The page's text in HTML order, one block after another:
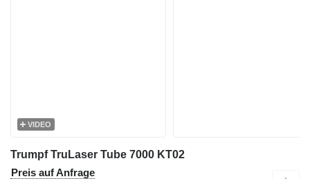
VIDEO
Trumpf TruLaser Tube 7000 KT02
Preis auf Anfrage